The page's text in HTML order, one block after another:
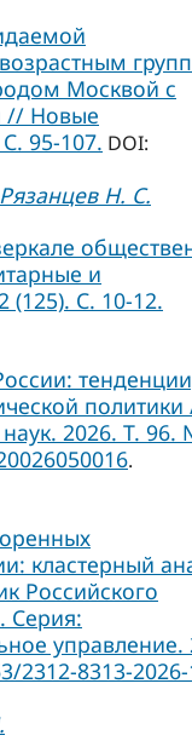
Москвой с
// Новые
95-107. DOI:
Рязанцев Н. С.
и
С. 10-12.
2026. Т. 96.
.
кластерный
Российского
Серия:
управление.
2312-8313-